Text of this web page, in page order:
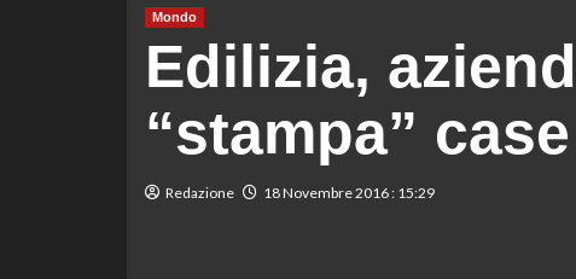
Mondo
Edilizia,
“stampa”
Redazione 18 Novembre 2016 : 15:29